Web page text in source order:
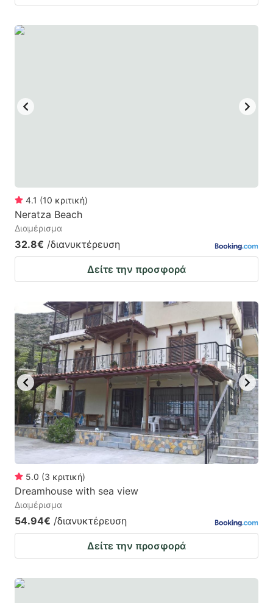
4.1 (10 κριτική)
Neratza Beach
Διαμέρισμα
32.8€ /διανυκτέρευση
Δείτε την προσφορά
5.0 (3 κριτική)
Dreamhouse with sea view
Διαμέρισμα
54.94€ /διανυκτέρευση
Δείτε την προσφορά